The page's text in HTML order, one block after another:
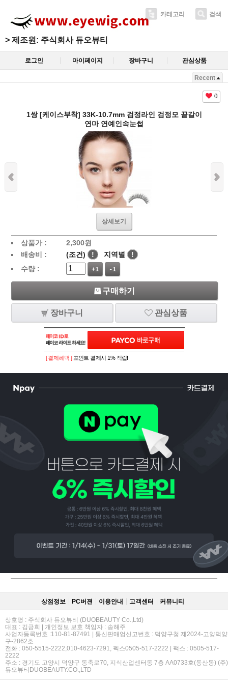
> 제조원: 주식회사 듀오뷰티
카테고리 검색
로그인 마이페이지 장바구니 관심상품
Recent
0
1쌍 [케이스부착] 33K-10.7mm 검정라인 검정모 끝갈이
연마 연예인속눈썹
상세보기
상품가 : 2,300원
배송비 :
(조건) ! 지역별
!
수량 :
+1 -1
구매하기
장바구니 관심상품
PAYCO 바로
[ 결제혜택 ] 포인트 결제시 1% 적립!
상점정보 PC버젼 이용안내 고객센터 커뮤니티
상호명 : 주식회사 듀오뷰티 (DUOBEAUTY Co.,Ltd)
대표 : 김금희 | 개인정보 보호 책임자 : 송해주
사업자등록번호 :110-81-87491 | 통신판매업신고번호 : 덕양구청 제2024-고양덕양
구-2862호
전화 : 050-5515-2222,010-4623-7291, 펙스0505-517-2222 | 팩스 : 0505-517-
2222
주소 : 경기도 고양시 덕양구 동축로70, 지식산업센터동 7층 AA0733호(동산동) (주)
듀오뷰티DUOBEAUTY.CO.,LTD